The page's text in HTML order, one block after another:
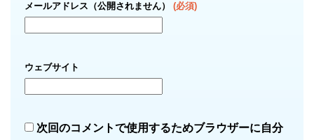
メールアドレス（公開されません） (必須)
ウェブサイト
次回のコメントで使用するためブラウザーに自分